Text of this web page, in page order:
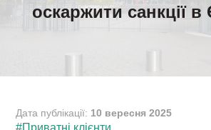
оскаржити санкції
Дата публікації: 10 вересня 2025
#Приватні клієнти